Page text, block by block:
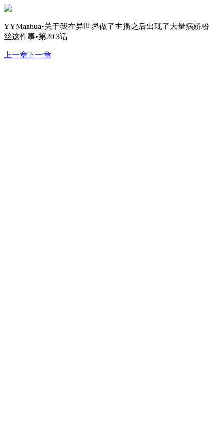
YYManhua•关于我在异世界做了主播之后出现了大量病娇粉
丝这件事•第20.3话
上一章下一章